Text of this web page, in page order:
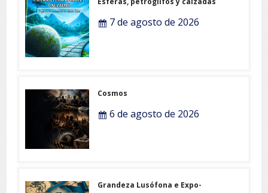
7 de agosto de 2026
Cosmos
6 de agosto de 2026
Grandeza Lusófona e Expo-